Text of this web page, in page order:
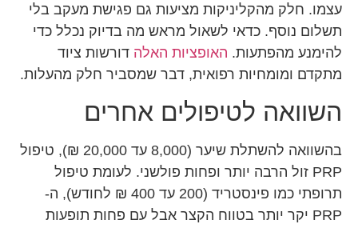
עצמו. חלק מהקליניקות מציעות גם פגישת מעקב בלי
תשלום נוסף. כדאי לשאול מראש מה בדיוק נכלל כדי
להימנע מהפתעות. האופציות האלה דורשות ציוד
מתקדם ומומחיות רפואית, דבר שמסביר חלק מהעלות.
השוואה לטיפולים אחרים
בהשוואה להשתלת שיער (8,000 עד 20,000 ₪), טיפול
PRP זול הרבה יותר ופחות פולשני. לעומת טיפול
תרופתי כמו פינסטריד (200 עד 400 ₪ לחודש), ה-
PRP יקר יותר בטווח הקצר אבל עם פחות תופעות